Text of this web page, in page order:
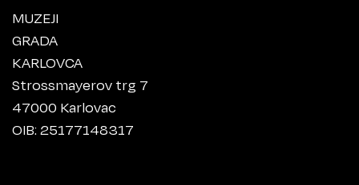
MUZEJI
GRADA
KARLOVCA
Strossmayerov trg 7
47000 Karlovac
OIB: 25177148317